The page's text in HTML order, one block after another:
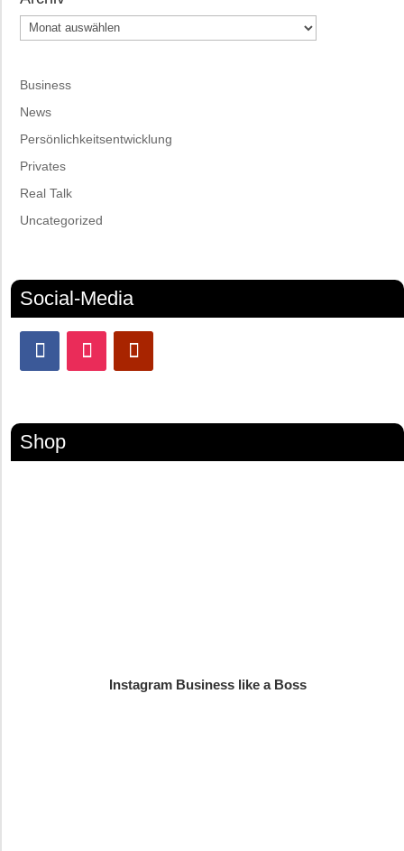
Archiv
Business
News
Persönlichkeitsentwicklung
Privates
Real Talk
Uncategorized
Social-Media
Shop
Instagram Business like a Boss